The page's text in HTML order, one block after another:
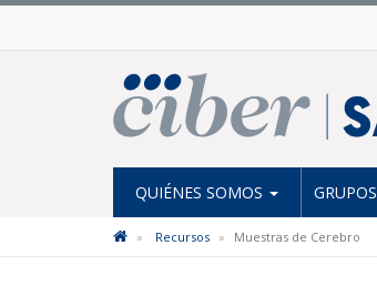
QUIÉNES SOMOS GRUPOS
Recursos Muestras de Cerebro